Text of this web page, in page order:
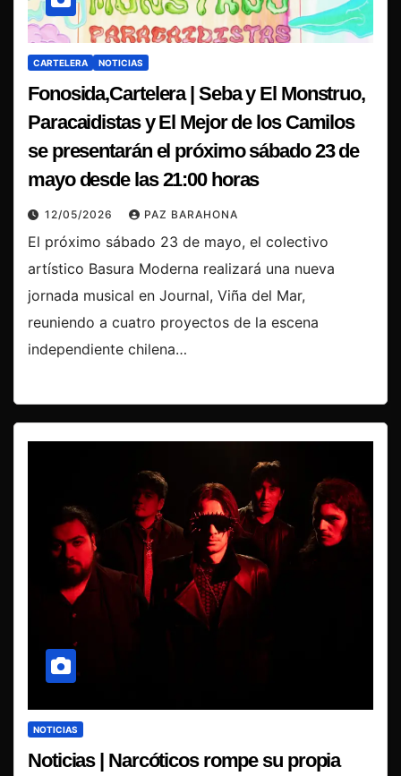
CARTELERA NOTICIAS
Fonosida,Cartelera | Seba y El Monstruo,
Paracaidistas y El Mejor de los Camilos
se presentarán el próximo sábado 23 de
mayo desde las 21:00 horas
12/05/2026 PAZ BARAHONA
El próximo sábado 23 de mayo, el colectivo
artístico Basura Moderna realizará una nueva
jornada musical en Journal, Viña del Mar,
reuniendo a cuatro proyectos de la escena
independiente chilena…
NOTICIAS
Noticias | Narcóticos rompe su propia